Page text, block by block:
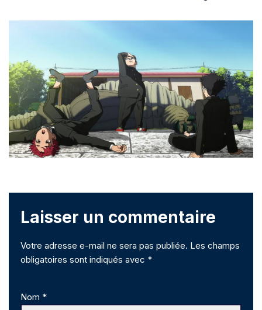
Laisser un commentaire
Votre adresse e-mail ne sera pas publiée. Les champs
obligatoires sont indiqués avec *
Nom *